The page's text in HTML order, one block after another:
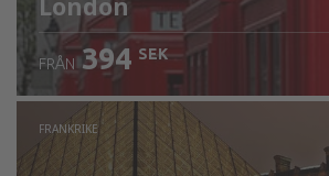
London
FRÅN 394 SEK
FRANKRIKE